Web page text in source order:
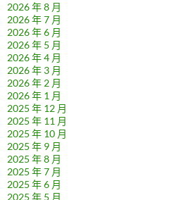
2026 年 8 月
2026 年 7 月
2026 年 6 月
2026 年 5 月
2026 年 4 月
2026 年 3 月
2026 年 2 月
2026 年 1 月
2025 年 12 月
2025 年 11 月
2025 年 10 月
2025 年 9 月
2025 年 8 月
2025 年 7 月
2025 年 6 月
2025 年 5 月